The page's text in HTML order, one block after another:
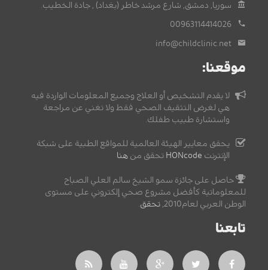
سوريا, دمشق, شارع مرشد خاطر (بغداد) , جادة الخطيب.
00963114414026
info@childclinic.net
موقعنا:
لا يقدم التشخيص أو العلاج وجميع المعلومات الواردة فيه
هي لغرض التثقيف الصحي فقط ولا تغني عن مراجعة
واستشارة طبيب طفلك.
يحقق معايير الهيئة العالمية للمواقع الطبية على شبكة
الإنترنت HONcode تحقق من هنا
حاصل على جائزة سمو الشيخ سالم العلي الصباح
للمعلوماتية كأفضل مشروع صحي إلكتروني على مستوى
الوطن العربي لعام2010,
تحقق.
تابعنا